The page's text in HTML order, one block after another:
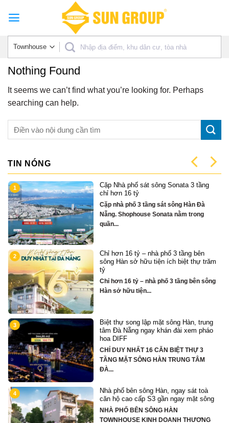
Nothing Found
It seems we can’t find what you’re looking for. Perhaps
searching can help.
TIN NÓNG
1
Cặp Nhà phố sát sông Sonata 3 tầng
chỉ hơn 16 tỷ
Cặp nhà phố 3 tầng sát sông Hàn Đà
Nẵng. Shophouse Sonata nằm trong
quần...
2
Chỉ hơn 16 tỷ – nhà phố 3 tầng bên
sông Hàn sở hữu tiện ích biệt thự trăm
tỷ
Chỉ hơn 16 tỷ – nhà phố 3 tầng bên sông
Hàn sở hữu tiện...
3
Biệt thự song lập mặt sông Hàn, trung
tâm Đà Nẵng ngay khán đài xem pháo
hoa DIFF
CHỈ DUY NHẤT 16 CĂN BIỆT THỰ 3
TẦNG MẶT SÔNG HÀN TRUNG TÂM
ĐÀ...
4
Nhà phố bên sông Hàn, ngay sát toà
căn hộ cao cấp S3 gần ngay mặt sông
NHÀ PHỐ BÊN SÔNG HÀN
TOWNHOUSE KINH DOANH THƯƠNG